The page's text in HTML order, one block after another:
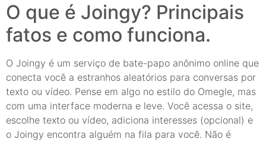
O que é Joingy? Principais
fatos e como funciona.
O Joingy é um serviço de bate-papo anônimo online que
conecta você a estranhos aleatórios para conversas por
texto ou vídeo. Pense em algo no estilo do Omegle, mas
com uma interface moderna e leve. Você acessa o site,
escolhe texto ou vídeo, adiciona interesses (opcional) e
o Joingy encontra alguém na fila para você. Não é